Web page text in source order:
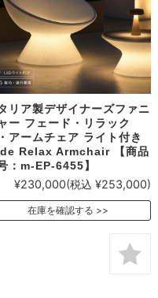
リア製デザイナーズファニ
ー フェード・リラック
アームチェア ライト付き
Relax Armchair 【商品
：m-EP-6455】
¥230,000(税込 ¥253,000)
在庫を確認する